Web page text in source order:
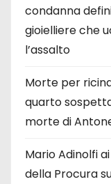
condanna
gioielliere che
l’assalto
Morte per
quarto
morte di
Mario Adinolfi
della Procura